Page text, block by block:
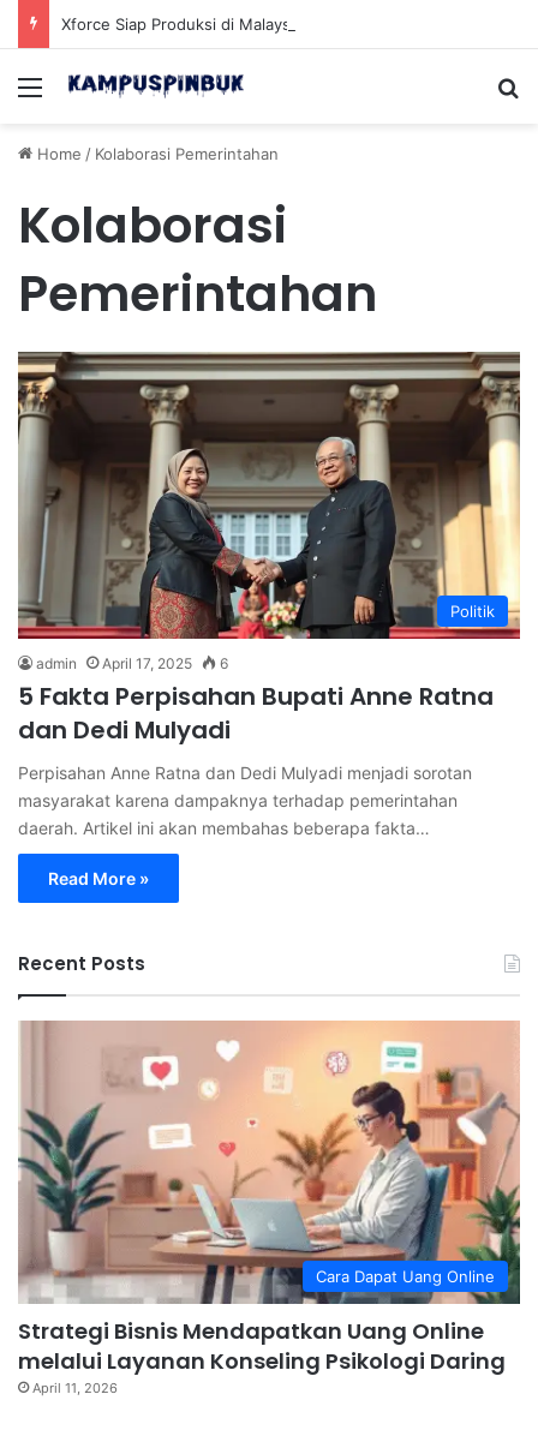
Menu
Home / Kolaborasi Pemerintahan
Kolaborasi
Pemerintahan
Politik
admin April 17, 2025 6
5 Fakta Perpisahan Bupati Anne Ratna
dan Dedi Mulyadi
Perpisahan Anne Ratna dan Dedi Mulyadi menjadi sorotan
masyarakat karena dampaknya terhadap pemerintahan
daerah. Artikel ini akan membahas beberapa fakta…
Read More »
Recent Posts
Cara Dapat Uang Online
Strategi Bisnis Mendapatkan Uang Online
melalui Layanan Konseling Psikologi Daring
April 11, 2026